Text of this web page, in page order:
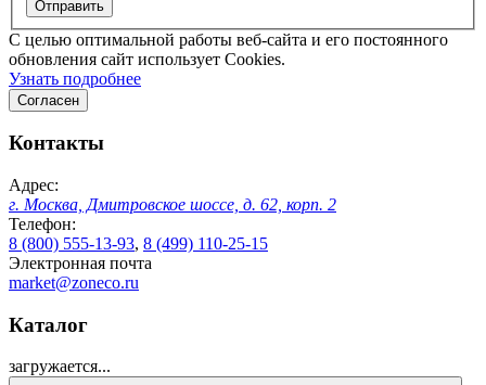
C целью оптимальной работы веб-сайта и его постоянного
обновления сайт использует Cookies.
Узнать подробнее
Согласен
Контакты
Адрес:
г. Москва, Дмитровское шоссе, д. 62, корп. 2
Телефон:
8 (800) 555-13-93, 8 (499) 110-25-15
Электронная почта
market@zoneco.ru
Каталог
загружается...